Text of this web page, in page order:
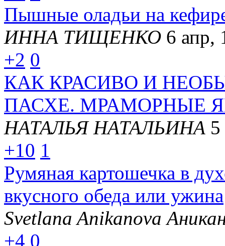
Пышные оладьи на
ИННА ТИЩЕНКО 6 апр,
+2 0
КАК КРАСИВО И
ПАСХЕ. МРАМОРНЫЕ
НАТАЛЬЯ НАТАЛЬИНА
+10 1
Румяная картошечка в
вкусного обеда или ужина
Svetlana Anikanova
+4 0